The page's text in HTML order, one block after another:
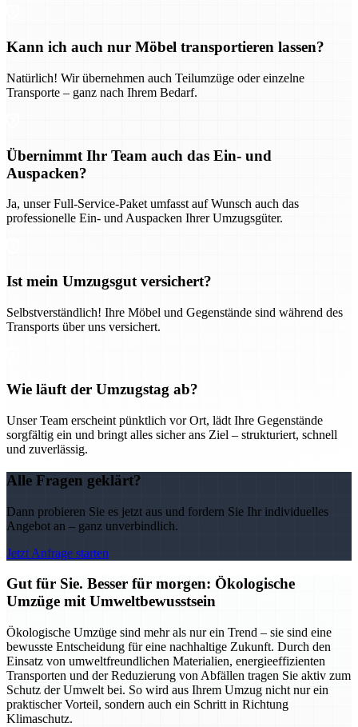
Kann ich auch nur Möbel transportieren lassen?
Natürlich! Wir übernehmen auch Teilumzüge oder einzelne
Transporte – ganz nach Ihrem Bedarf.
Übernimmt Ihr Team auch das Ein- und
Auspacken?
Ja, unser Full-Service-Paket umfasst auf Wunsch auch das
professionelle Ein- und Auspacken Ihrer Umzugsgüter.
Ist mein Umzugsgut versichert?
Selbstverständlich! Ihre Möbel und Gegenstände sind während des
Transports über uns versichert.
Wie läuft der Umzugstag ab?
Unser Team erscheint pünktlich vor Ort, lädt Ihre Gegenstände
sorgfältig ein und bringt alles sicher ans Ziel – strukturiert, schnell
und zuverlässig.
Alle Fragen geklärt?
Dann probieren Sie es jetzt aus und fordern Sie Ihr individuelles
Angebot an – ganz unverbindlich.
Jetzt Anfrage starten
Gut für Sie. Besser für morgen: Ökologische
Umzüge mit Umweltbewusstsein
Ökologische Umzüge sind mehr als nur ein Trend – sie sind eine
bewusste Entscheidung für eine nachhaltige Zukunft. Durch den
Einsatz von umweltfreundlichen Materialien, energieeffizienten
Transporten und der Reduzierung von Abfällen tragen Sie aktiv zum
Schutz der Umwelt bei. So wird aus Ihrem Umzug nicht nur ein
praktischer Vorteil, sondern auch ein Schritt in Richtung
Klimaschutz.